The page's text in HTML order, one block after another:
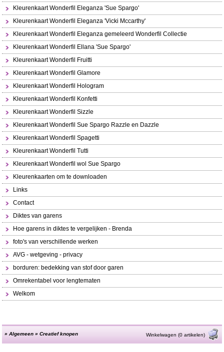
Kleurenkaart Wonderfil Eleganza 'Sue Spargo'
Kleurenkaart Wonderfil Eleganza 'Vicki Mccarthy'
Kleurenkaart Wonderfil Eleganza gemeleerd Wonderfil Collectie
Kleurenkaart Wonderfil Ellana 'Sue Spargo'
Kleurenkaart Wonderfil Fruitti
Kleurenkaart Wonderfil Glamore
Kleurenkaart Wonderfil Hologram
Kleurenkaart Wonderfil Konfetti
Kleurenkaart Wonderfil Sizzle
Kleurenkaart Wonderfil Sue Spargo Razzle en Dazzle
Kleurenkaart Wonderfil Spagetti
Kleurenkaart Wonderfil Tutti
Kleurenkaart Wonderfil wol Sue Spargo
Kleurenkaarten om te downloaden
Links
Contact
Diktes van garens
Hoe garens in diktes te vergelijken - Brenda
foto's van verschillende werken
AVG - wetgeving - privacy
borduren: bedekking van stof door garen
Omrekentabel voor lengtematen
Welkom
»Algemeen »Creatief knopen Winkelwagen (0 artikelen)